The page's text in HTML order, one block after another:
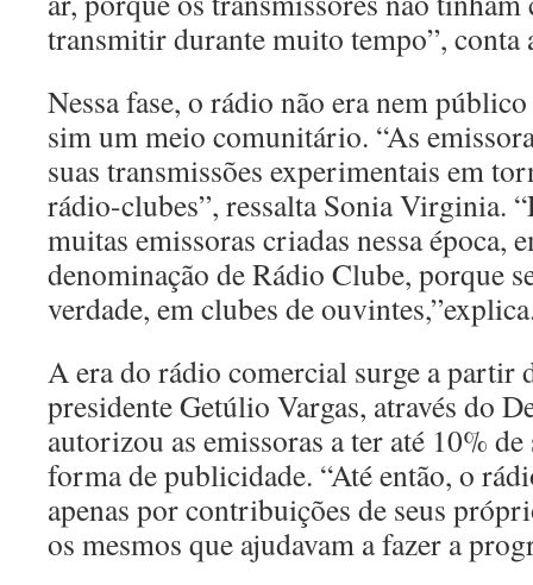
transmitir durante muito tempo”, conta
Nessa fase, o rádio não era nem
sim um meio comunitário. “As
suas transmissões experimentais em
rádio-clubes”, ressalta Sonia Virginia.
muitas emissoras criadas nessa época,
denominação de Rádio Clube, porque
verdade, em clubes de
A era do rádio comercial surge a partir
presidente Getúlio Vargas, através do
autorizou as emissoras a ter até 10%
forma de publicidade. “Até então, o
apenas por contribuições de seus
os mesmos que ajudavam a fazer a